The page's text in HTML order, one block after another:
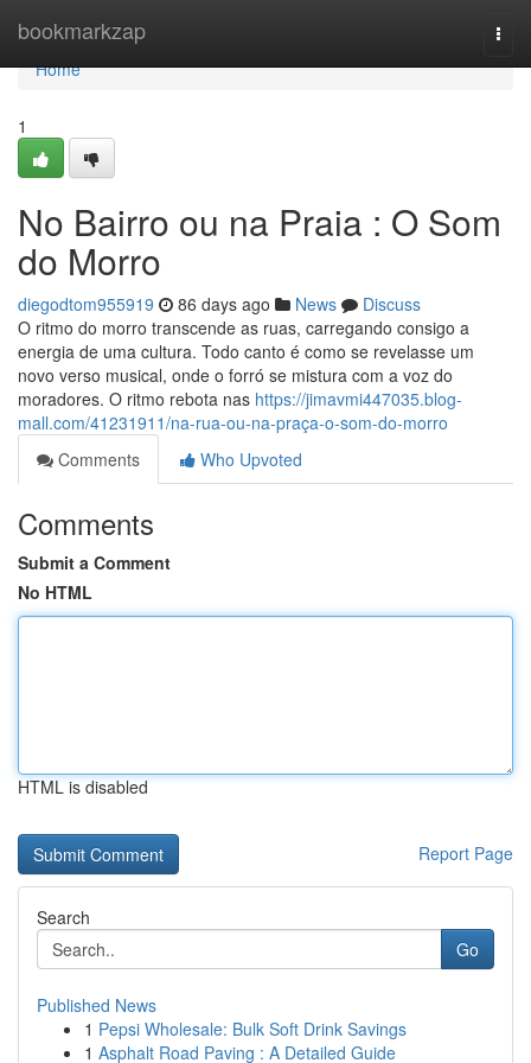
bookmarkzap
Home
Home
1
No Bairro ou na Praia : O Som
do Morro
diegodtom955919 86 days ago News
Discuss
O ritmo do morro transcende as ruas, carregando consigo a
energia de uma cultura. Todo canto é como se revelasse um
novo verso musical, onde o forró se mistura com a voz do
moradores. O ritmo rebota nas https://jimavmi447035.blog-
mall.com/41231911/na-rua-ou-na-praça-o-som-do-morro
Comments
Who Upvoted
Comments
Submit a Comment
No HTML
HTML is disabled
Report Page
Search
Go
Published News
1 Pepsi Wholesale: Bulk Soft Drink Savings
1 Asphalt Road Paving : A Detailed Guide